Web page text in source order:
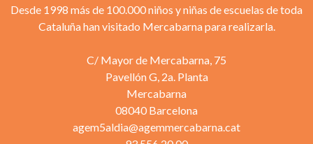
Desde 1998 más de 100.000 niños y niñas de escuelas de toda
Cataluña han visitado Mercabarna para realizarla.
C/ Mayor de Mercabarna, 75
Pavellón G, 2a. Planta
Mercabarna
08040 Barcelona
agem5aldia@agemmercabarna.cat